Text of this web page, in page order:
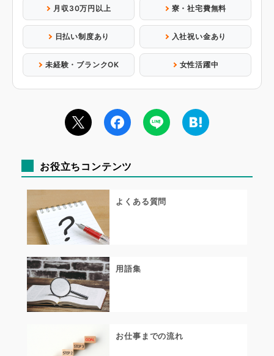
月収30万円以上 寮・社宅費無料
日払い制度あり 入社祝い金あり
未経験・ブランクOK 女性活躍中
お役立ちコンテンツ
よくある質問
用語集
お仕事までの流れ